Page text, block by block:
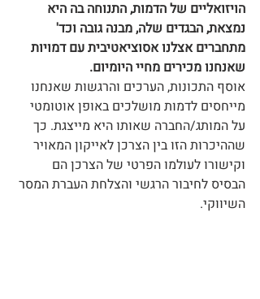
הויזואליים של הדמות, התנוחה בה היא
נמצאת, הבגדים שלה, מבנה גובה וכד'
מתחברים אצלנו אסוציאטיבית עם דמויות
שאנחנו מכירים מחיי היומיום.
אוסף התכונות, הערכים והרגשות שאנחנו
מייחסים לדמות מושלכים באופן אוטומטי
על המותג/החברה שאותו היא מייצגת. כך
שההיכרות הזו בין הצרכן לאייקון המאויר
וקישורו לעולמו הפרטי של הצרכן הם
הבסיס לחיבור הרגשי והצלחת העברת המסר
השיווקי.